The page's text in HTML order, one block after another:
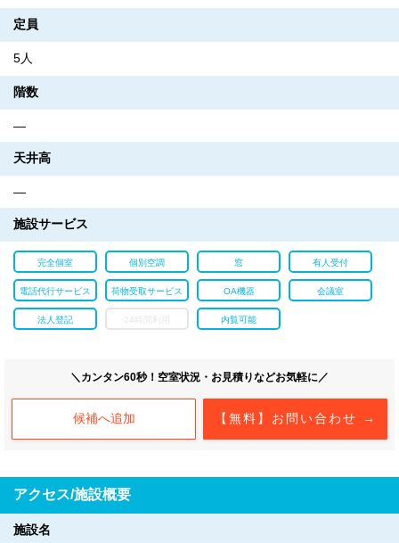
定員
5人
階数
―
天井高
―
施設サービス
完全個室 個別空調 窓 有人受付
電話代行サービス 荷物受取サービス OA機器 会議室
法人登記 24時間利用 内覧可能
＼カンタン60秒！空室状況・お見積りなどお気軽に／
【無料】お問い合わせ →
候補へ追加
アクセス/施設概要
施設名